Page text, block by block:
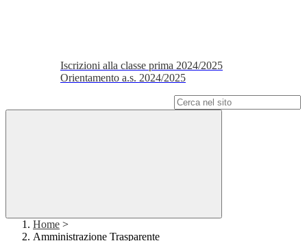
Iscrizioni alla classe prima 2024/2025
Orientamento a.s. 2024/2025
Home >
Amministrazione Trasparente